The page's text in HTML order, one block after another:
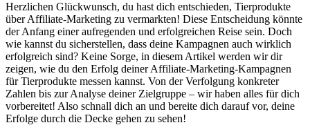
Herzlichen⁣ Glückwunsch, du hast dich entschieden,⁢ Tierprodukte
über Affiliate-Marketing zu⁤ vermarkten! Diese⁣ Entscheidung⁢ könnte⁢
der Anfang einer aufregenden ⁣und erfolgreichen Reise ‍sein. Doch
wie‌ kannst du ⁢sicherstellen, dass deine Kampagnen auch⁤ wirklich
erfolgreich sind? Keine Sorge, in⁣ diesem ⁤Artikel⁣ werden wir dir
zeigen,⁢ wie du den Erfolg deiner Affiliate-Marketing-Kampagnen
für Tierprodukte messen kannst. Von der Verfolgung ⁤konkreter
Zahlen ​bis zur Analyse deiner ​Zielgruppe – wir‌ haben alles für‌ dich
vorbereitet! Also schnall dich​ an und‍ bereite⁤ dich darauf vor, deine
Erfolge durch​ die Decke gehen zu ‍sehen!